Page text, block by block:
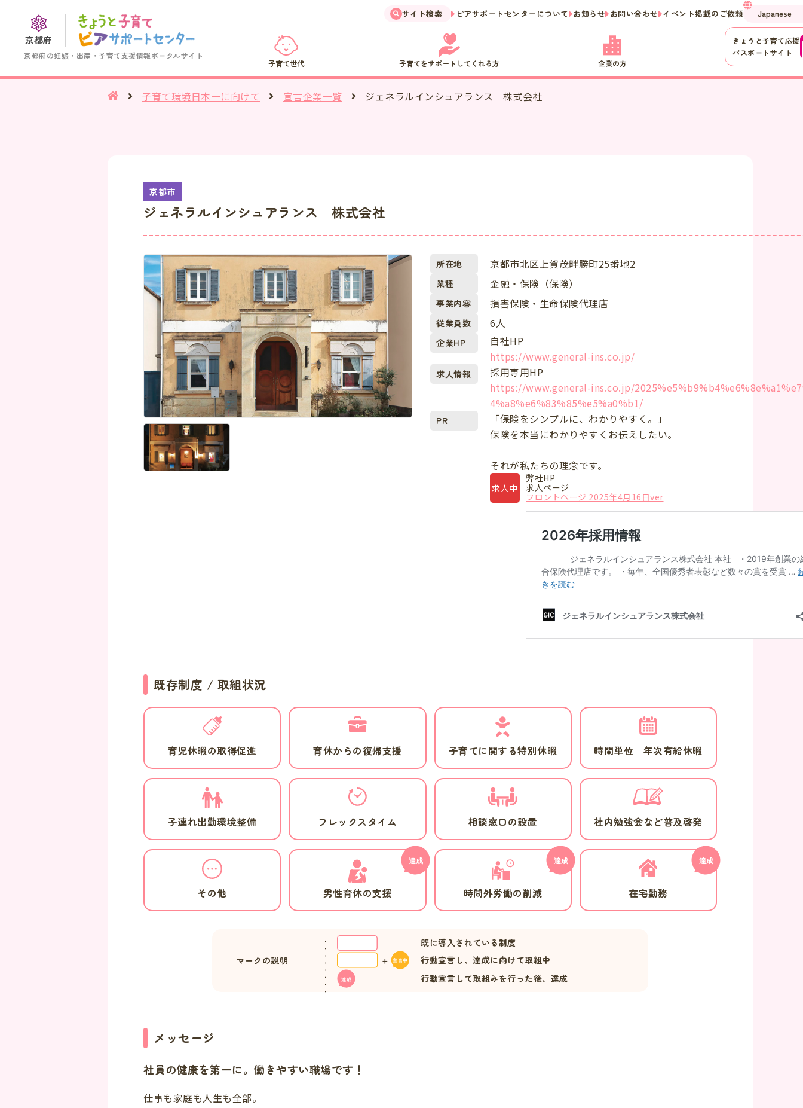
京都府の妊娠・出産・子育て支援情報ポータルサイト
京都府
子育て世代 子育てをサポートしてくれる方 企業の方
サイト検索 ピアサポートセンターについて お知らせ お問い合わせ イベント掲載のご依頼
きょうと子育て応援
パスポートサイト
子育て環境日本一に向けて 宣言企業一覧 ジェネラルインシュアランス 株式会社
ジェネラルインシュアランス 株式会社
所在地 京都市北区上賀茂畔勝町25番地2
業種 金融・保険（保険）
事業内容 損害保険・生命保険代理店
従業員数 6人
企業HP
自社HP
https://www.general-ins.co.jp/
求人情報
採用専用HP
https://www.general-ins.co.jp/
4%a8%e6%83%85%e5%a0%b1/
PR
「保険をシンプルに、わかりやすく。」
保険を本当にわかりやすくお伝えしたい。
それが私たちの理念です。
求人中
弊社HP
求人ページ
フロントページ 2025年4月16日ver
既存制度 / 取組状況
育児休暇の取得促進 育休からの復帰支援 子育てに関する特別休暇 時間単位 年次有給休暇
子連れ出勤環境整備 フレックスタイム 相談窓口の設置 社内勉強会など普及啓発
その他 男性育休の支援 時間外労働の削減 在宅勤務
マークの説明
既に導入されている制度
行動宣言し、達成に向けて取組中
行動宣言して取組みを行った後、達成
メッセージ
社員の健康を第一に。働きやすい職場です！
仕事も家庭も人生も全部。